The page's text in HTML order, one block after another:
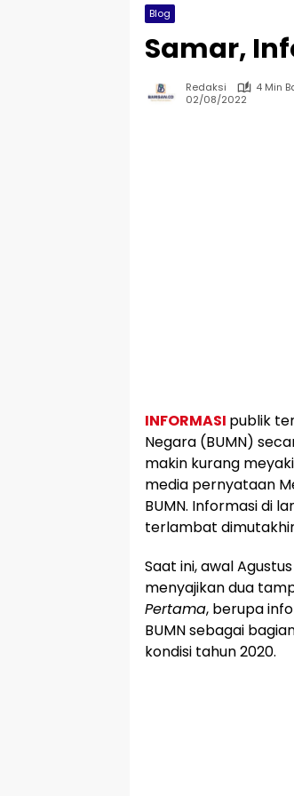
Blog
Samar,
Redaksi
4 Min
02/08/2022
INFORMASI publik
Negara (BUMN)
makin kurang
media pernyataan
BUMN. Informasi di
terlambat
Saat ini, awal
menyajikan dua
Pertama, berupa
BUMN sebagai
kondisi tahun 2020.